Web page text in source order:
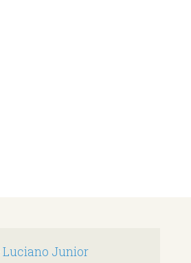
Luciano Junior